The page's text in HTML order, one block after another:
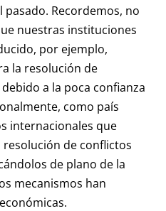
Recordemos, no
nuestras instituciones
por ejemplo,
la resolución de
a la poca confianza
como país
internacionales que
de conflictos
de plano de la
mecanismos han